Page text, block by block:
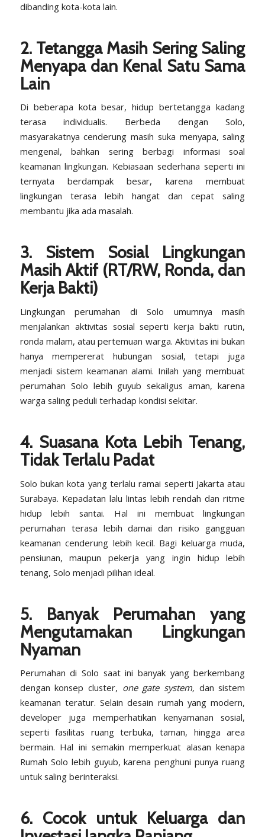
dibanding kota-kota lain.
2. Tetangga Masih Sering Saling
Menyapa dan Kenal Satu Sama
Lain
Di beberapa kota besar, hidup bertetangga kadang
terasa individualis. Berbeda dengan Solo,
masyarakatnya cenderung masih suka menyapa, saling
mengenal, bahkan sering berbagi informasi soal
keamanan lingkungan. Kebiasaan sederhana seperti ini
ternyata berdampak besar, karena membuat
lingkungan terasa lebih hangat dan cepat saling
membantu jika ada masalah.
3. Sistem Sosial Lingkungan
Masih Aktif (RT/RW, Ronda, dan
Kerja Bakti)
Lingkungan perumahan di Solo umumnya masih
menjalankan aktivitas sosial seperti kerja bakti rutin,
ronda malam, atau pertemuan warga. Aktivitas ini bukan
hanya mempererat hubungan sosial, tetapi juga
menjadi sistem keamanan alami. Inilah yang membuat
perumahan Solo lebih guyub sekaligus aman, karena
warga saling peduli terhadap kondisi sekitar.
4. Suasana Kota Lebih Tenang,
Tidak Terlalu Padat
Solo bukan kota yang terlalu ramai seperti Jakarta atau
Surabaya. Kepadatan lalu lintas lebih rendah dan ritme
hidup lebih santai. Hal ini membuat lingkungan
perumahan terasa lebih damai dan risiko gangguan
keamanan cenderung lebih kecil. Bagi keluarga muda,
pensiunan, maupun pekerja yang ingin hidup lebih
tenang, Solo menjadi pilihan ideal.
5. Banyak Perumahan yang
Mengutamakan Lingkungan
Nyaman
Perumahan di Solo saat ini banyak yang berkembang
dengan konsep cluster, one gate system, dan sistem
keamanan teratur. Selain desain rumah yang modern,
developer juga memperhatikan kenyamanan sosial,
seperti fasilitas ruang terbuka, taman, hingga area
bermain. Hal ini semakin memperkuat alasan kenapa
Rumah Solo lebih guyub, karena penghuni punya ruang
untuk saling berinteraksi.
6. Cocok untuk Keluarga dan